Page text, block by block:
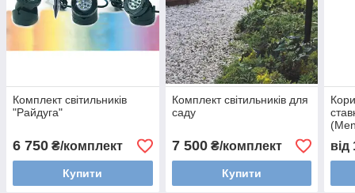
Комплект світильників
"Райдуга"
6 750 ₴/комплект
Купити
Комплект світильників для
саду
7 500₴/комплект
Купити
від